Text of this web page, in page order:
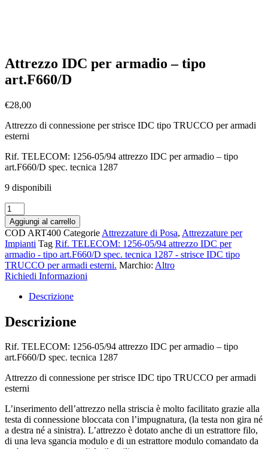
Attrezzo IDC per armadio – tipo
art.F660/D
€28,00
Attrezzo di connessione per strisce IDC tipo TRUCCO per armadi
esterni
Rif. TELECOM: 1256-05/94 attrezzo IDC per armadio – tipo
art.F660/D spec. tecnica 1287
9 disponibili
Attrezzo
IDC
per
armadio
–
tipo
art.F660/D
quantità
Aggiungi al carrello
COD ART400 Categorie Attrezzature di Posa, Attrezzature per
Impianti Tag Rif. TELECOM: 1256-05/94 attrezzo IDC per
armadio - tipo art.F660/D spec. tecnica 1287 - strisce IDC tipo
TRUCCO per armadi esterni. Marchio: Altro
Richiedi Informazioni
Descrizione
Descrizione
Rif. TELECOM: 1256-05/94 attrezzo IDC per armadio – tipo
art.F660/D spec. tecnica 1287
Attrezzo di connessione per strisce IDC tipo TRUCCO per armadi
esterni
L’inserimento dell’attrezzo nella striscia è molto facilitato grazie alla
testa di connessione bloccata con l’impugnatura, (la testa non gira né
a destra né a sinistra). L’attrezzo è dotato anche di un estrattore filo,
di una leva sgancia modulo e di un estrattore modulo comandato da